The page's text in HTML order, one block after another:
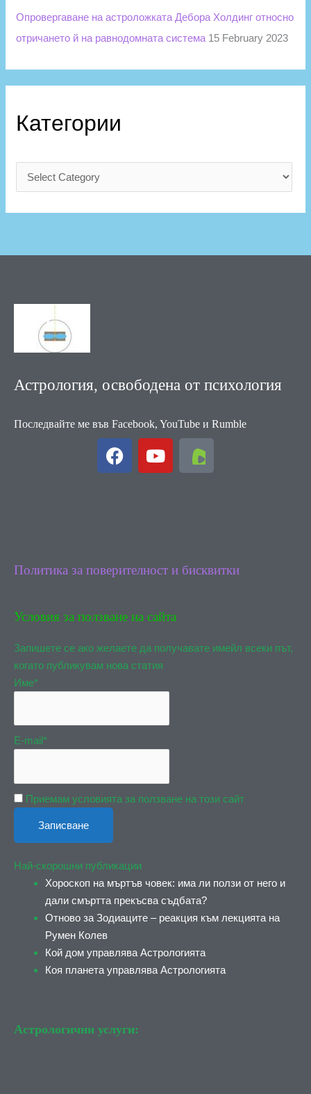
Опровергаване на астроложката Дебора Холдинг относно
отричането й на равнодомната система 15 February 2023
Категории
Астрология, освободена от психология
Последвайте ме във Facebook, YouTube и Rumble
F
a
k
Y
o
Политика за поверителност и бисквитки
Условия за ползване на сайта
Запишете се ако желаете да получавате имейл всеки път,
когато публикувам нова статия
Име*
E-mail*
Приемам условията за ползване на този сайт
Най-скорошни публикации
Хороскоп на мъртъв човек: има ли ползи от него и
дали смъртта прекъсва съдбата?
Отново за Зодиаците – реакция към лекцията на
Румен Колев
Кой дом управлява Астрологията
Коя планета управлява Астрологията
Астрологични услуги: